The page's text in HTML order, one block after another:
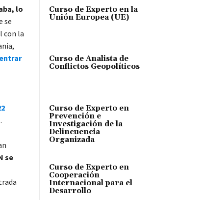
lo
se
con la
.
se
Curso de Experto en la
Unión Europea (UE)
Curso de Analista de
Conflictos Geopolíticos
Curso de Experto en
Prevención e
Investigación de la
Delincuencia
Organizada
Curso de Experto en
Cooperación
Internacional para el
Desarrollo